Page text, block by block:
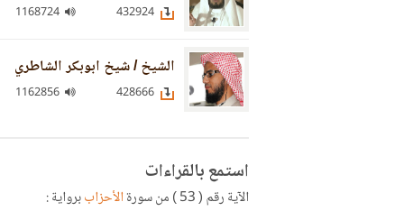
الشيخ / شيخ ابوبكر الشاطري
استمع بالقراءات
الآية رقم ( 53 ) من سورة الأحزاببرواية :